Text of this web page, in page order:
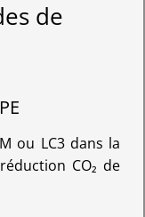
de
ou LC3 dans la
CO₂ de